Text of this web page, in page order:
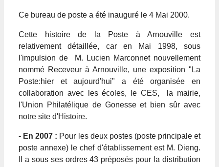
Ce bureau de poste a été inauguré le 4 Mai 2000.
Cette histoire de la Poste à Arnouville est
relativement détaillée, car en Mai 1998, sous
l'impulsion de M. Lucien Marconnet nouvellement
nommé Receveur à Arnouville, une exposition "La
Poste:hier et aujourd'hui" a été organisée en
collaboration avec les écoles, le CES, la mairie,
l'Union Philatélique de Gonesse et bien sûr avec
notre site d'Histoire.
- En 2007 : Pour les deux postes (poste principale et
poste annexe) le chef d'établissement est M. Dieng.
Il a sous ses ordres 43 préposés pour la distribution